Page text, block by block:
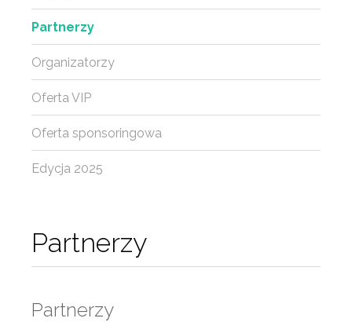
Partnerzy
Partnerzy
Partnerzy
Organizatorzy
Oferta VIP
Oferta sponsoringowa
Edycja 2025